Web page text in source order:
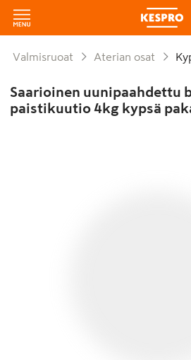
Valmisruoat Aterian osat
Saarioinen uunipaahdettu
paistikuutio 4kg kypsä